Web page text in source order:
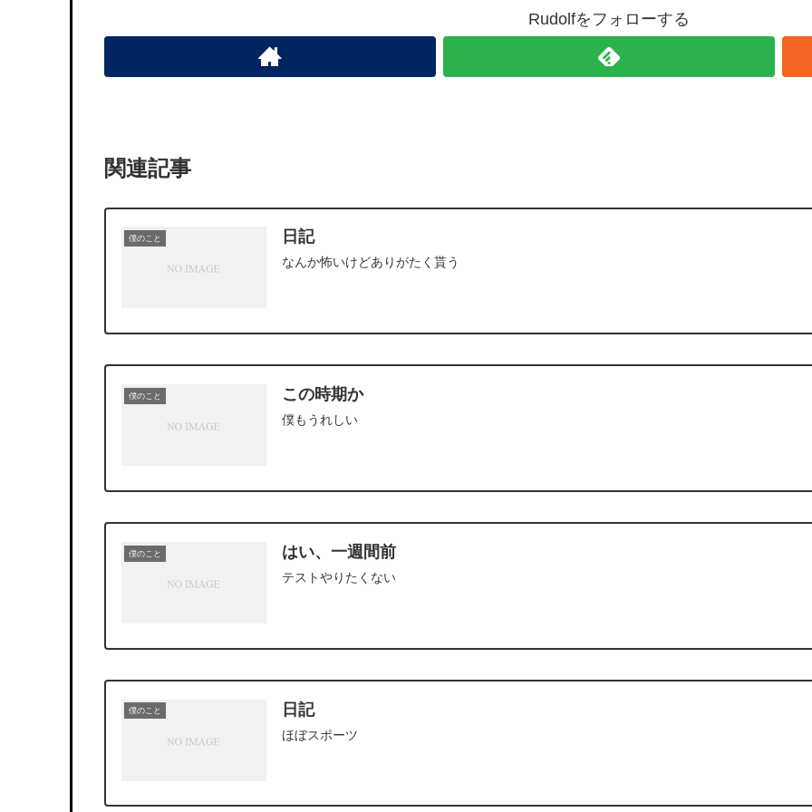
Rudolfをフォローする
関連記事
僕のこと 日記
なんか怖いけどありがたく貰う
僕のこと この時期か
僕もうれしい
僕のこと はい、一週間前
テストやりたくない
僕のこと 日記
ほぼスポーツ